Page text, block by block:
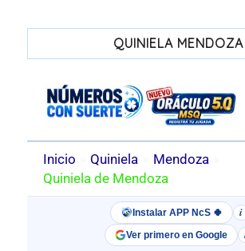
QUINIELA MENDOZA